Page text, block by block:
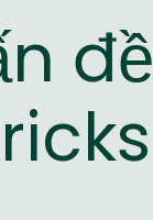
đề